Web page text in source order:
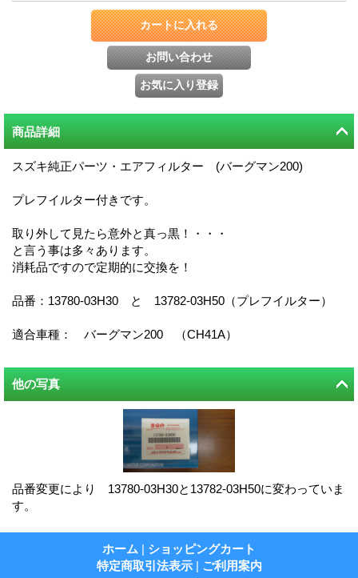
商品詳細
スズキ純正パーツ・エアフィルター (バーグマン200)
プレフイルター付きです。
取り外して見たら意外と真っ黒！・・・
と言う事は多々あります。
消耗品ですので定期的に交換を！
品番：13780-03H30 と 13782-03H50（プレフイルター）
適合車種： バーグマン200 （CH41A）
他の写真
品番変更により 13780-03H30と13782-03H50に変わっていま
す。
ホーム | ショッピングカート
特定商取引法表示 | ご利用案内